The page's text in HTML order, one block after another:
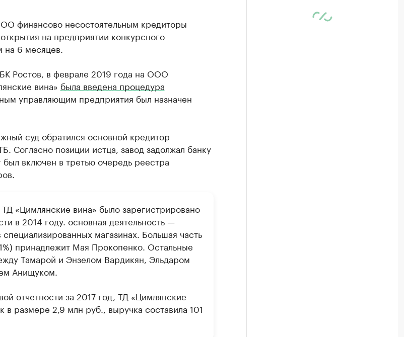
финансово несостоятельным кредиторы
на предприятии конкурсного
на 6 месяцев.
Ростов, в феврале 2019 года на ООО
вина» была введена процедура
управляющим предприятия был назначен
суд обратился основной кредитор
Согласно позиции истца, завод задолжал банку
включен в третью очередь реестра
«Цимлянские вина» было зарегистрировано
в 2014 году. основная деятельность —
специализированных магазинах. Большая часть
принадлежит Мая Прокопенко. Остальные
Тамарой и Энзелом Вардикян, Эльдаром
Анищуком.
отчетности за 2017 год, ТД «Цимлянские
в размере 2,9 млн руб., выручка составила 101